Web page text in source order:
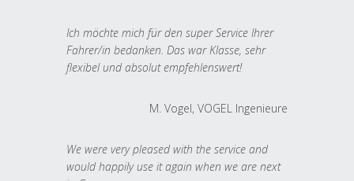
Ich möchte mich für den super Service Ihrer
Fahrer/in bedanken. Das war Klasse, sehr
flexibel und absolut empfehlenswert!
M. Vogel, VOGEL Ingenieure
We were very pleased with the service and
would happily use it again when we are next